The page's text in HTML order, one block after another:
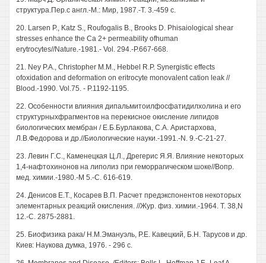
структура.Пер.с англ.-М.: Мир, 1987.-Т. 3.-459 с.
20. Larsen Р., Katz S., Roufogalis В., Brooks D. Phisaiological shear
stresses enhance the Ca 2+ permeability ofhuman
erytrocytes//Nature.-1981.- Vol. 294.-P.667-668.
21. Ney P.A., Christopher M.M., Hebbel R.P. Synergistic effects
ofoxidation and deformation on eritrocyte monovalent cation leak //
Blood.-1990. Vol.75. - P.1192-1195.
22. Особенности влияния дипальмитоилфосфатидилхолина и его
структурныхфрагментов на перекисное окисление липидов
биологических мембран / Е.Б.Бурлакова, С.А. Аристархова,
Л.В.Федорова и др.//Биологические науки.-1991.-N. 9.-С-21-27.
23. Левин Г.С., Каменецкая Ц.Л., Дрегерис Я.Я. Влияние некоторых
1,4-нафтохинонов на липолиз при геморрагическом шоке//Вопр.
мед. химии.-1980.-М 5.-С. 616-619.
24. Денисов Е.Т., Косарев В.П. Расчет предэкспонентов некоторых
элементарных реакций окисления. //Жур. физ. химии.-1964. Т. 38,N
12.-С. 2875-2881.
25. Биофизика рака/ Н.М.Эмануэль, P.E. Кавецкий, Б.Н. Тарусов и др.
Киев: Наукова думка, 1976. - 296 с.